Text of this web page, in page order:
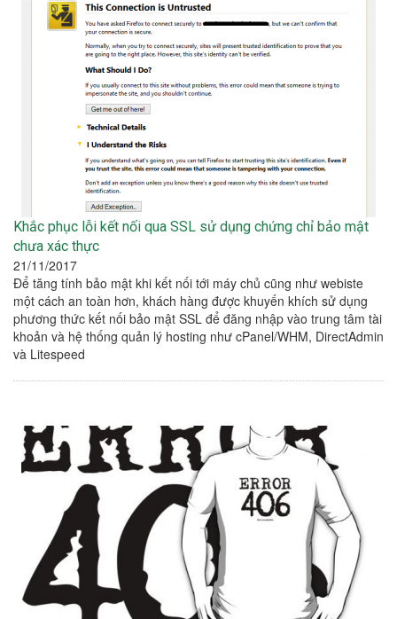
Khắc phục lỗi kết nối qua SSL sử dụng chứng chỉ bảo mật
chưa xác thực
21/11/2017
Để tăng tính bảo mật khi kết nối tới máy chủ cũng như webiste
một cách an toàn hơn, khách hàng được khuyến khích sử dụng
phương thức kết nối bảo mật SSL để đăng nhập vào trung tâm tài
khoản và hệ thống quản lý hosting như cPanel/WHM, DirectAdmin
và Litespeed